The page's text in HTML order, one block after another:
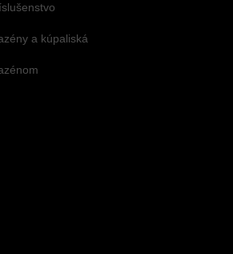
a kúpaliská